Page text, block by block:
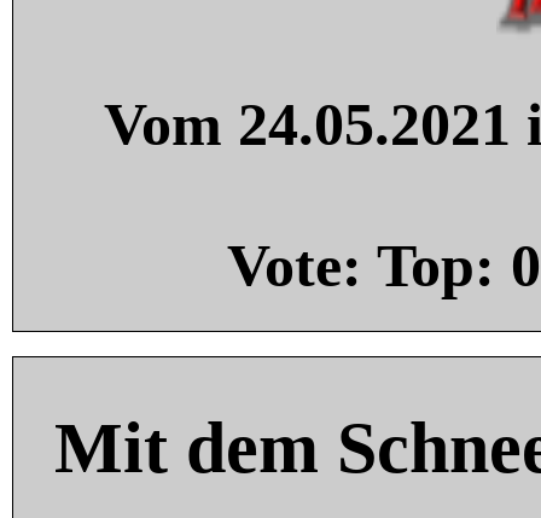
Vom
Vote: Top: 0
Mit dem